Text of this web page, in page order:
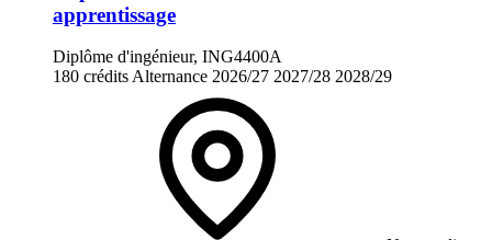
apprentissage
Diplôme d'ingénieur, ING4400A
180 crédits Alternance 2026/27 2027/28 2028/29